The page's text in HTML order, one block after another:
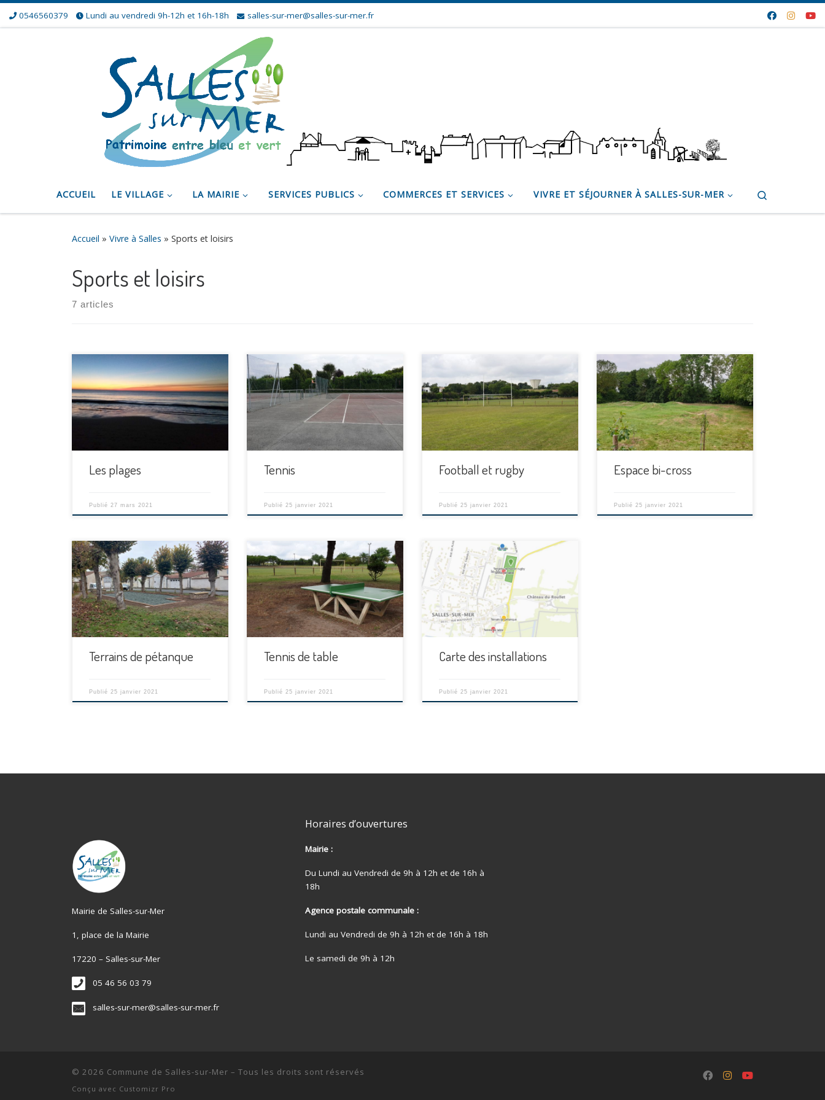
Skip to content
0546560379 Lundi au vendredi 9h-12h et 16h-18h salles-sur-mer@salles-sur-mer.fr
ACCUEIL LE VILLAGE LA MAIRIE SERVICES PUBLICS COMMERCES ET SERVICES VIVRE ET SÉJOURNER À SALLES-SUR-MER
Accueil » Vivre à Salles » Sports et loisirs
Sports et loisirs
7 articles
[…]
Les plages
Publié 27 mars 2021
[…]
Tennis
Publié 25 janvier 2021
[…]
Football et rugby
Publié 25 janvier 2021
[…]
Espace bi-cross
Publié 25 janvier 2021
[…]
Terrains de pétanque
Publié 25 janvier 2021
[…]
Tennis de table
Publié 25 janvier 2021
Carte des installations
Publié 25 janvier 2021
Mairie de Salles-sur-Mer
1, place de la Mairie
17220 – Salles-sur-Mer
05 46 56 03 79
salles-sur-mer@salles-sur-mer.fr
Horaires d’ouvertures
Mairie :
Du Lundi au Vendredi de 9h à 12h et de 16h à
18h
Agence postale communale :
Lundi au Vendredi de 9h à 12h et de 16h à 18h
Le samedi de 9h à 12h
© 2026 Commune de Salles-sur-Mer – Tous les droits sont réservés
Conçu avec Customizr Pro